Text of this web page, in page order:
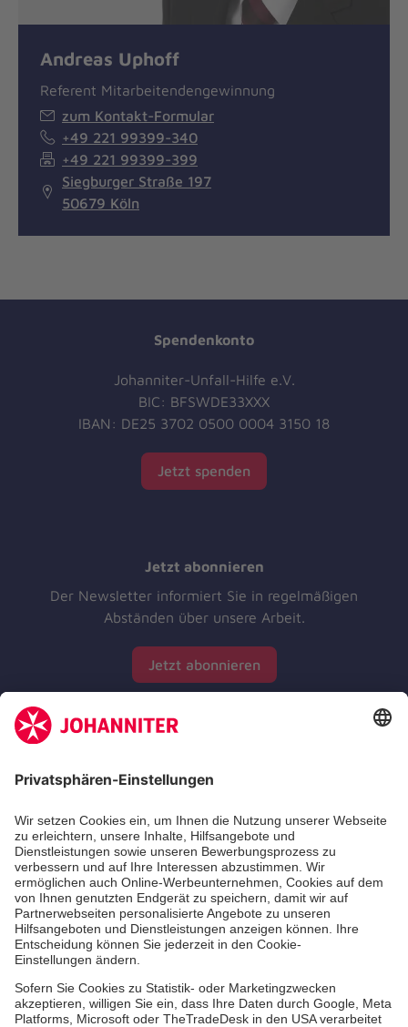
Andreas Uphoff
Referent Mitarbeitendengewinnung
zum Kontakt-Formular
+49 221 99399-340
+49 221 99399-399
Siegburger Straße 197
50679 Köln
Spendenkonto
Johanniter-Unfall-Hilfe e.V.
BIC: BFSWDE33XXX
IBAN: DE25 3702 0500 0004 3150 18
Jetzt spenden
Jetzt abonnieren
Der Newsletter informiert Sie in regelmäßigen
Abständen über unsere Arbeit.
Jetzt abonnieren
Zertifizierung der Johanniter-Unfall-Hilfe e.V.
Aus- & Fortbildung
Erste-Hilfe-Kurse
Freiwilligendienst